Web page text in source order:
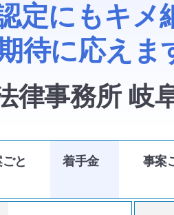
定にもキメ
待に応えま
律事務所 岐
ごと 着手金 事案